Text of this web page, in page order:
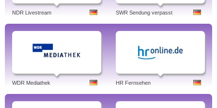
NDR Livestream SWR Sendung verpasst
WDR Mediathek HR Fernsehen